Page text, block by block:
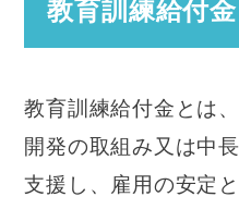
教育訓練給付金
教育訓練給付金とは
開発の取組み又は中
支援し、雇用の安定